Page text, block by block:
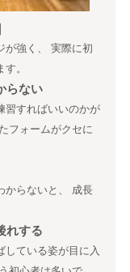
が強く、 実際に初
。
らない
習すればいいのかが
フォームがクセに
からないと、 成長
れする
している姿が目に入